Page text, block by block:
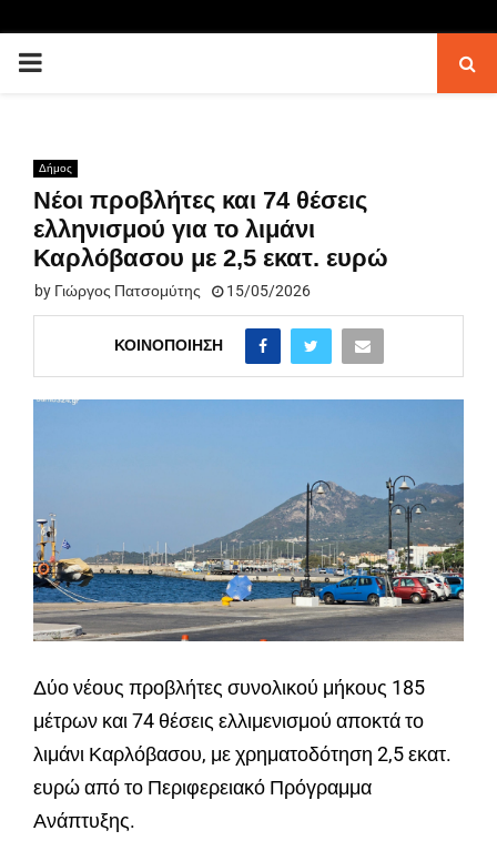
PRIMARY
Δήμος
Νέοι προβλήτες και 74 θέσεις
ελληνισμού για το λιμάνι
Καρλόβασου με 2,5 εκατ. ευρώ
by Γιώργος Πατσομύτης 15/05/2026
ΚΟΙΝΟΠΟΊΗΣΗ
Δύο νέους προβλήτες συνολικού μήκους 185
μέτρων και 74 θέσεις ελλιμενισμού αποκτά το
λιμάνι Καρλόβασου, με χρηματοδότηση 2,5 εκατ.
ευρώ από το Περιφερειακό Πρόγραμμα
Ανάπτυξης.